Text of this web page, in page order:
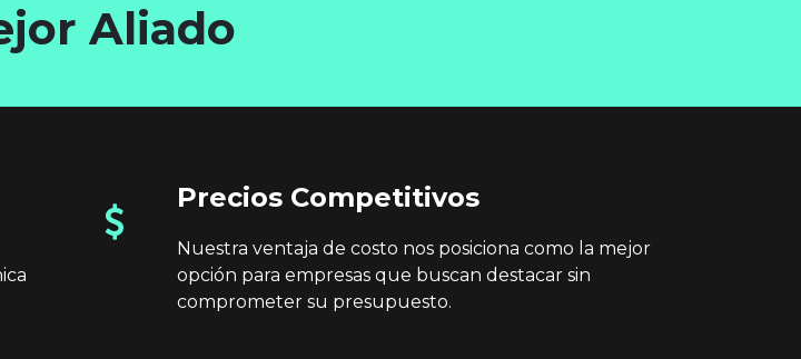
Aliado
Precios Competitivos
Nuestra ventaja de costo nos posiciona como la mejor
opción para empresas que buscan destacar sin
comprometer su presupuesto.